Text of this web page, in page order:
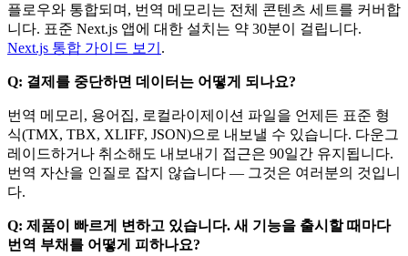
플로우와 통합되며, 번역 메모리는 전체 콘텐츠 세트를 커버합
니다. 표준 Next.js 앱에 대한 설치는 약 30분이 걸립니다.
Next.js 통합 가이드 보기 .
Q: 결제를 중단하면 데이터는 어떻게 되나요?
번역 메모리, 용어집, 로컬라이제이션 파일을 언제든 표준 형
식(TMX, TBX, XLIFF, JSON)으로 내보낼 수 있습니다. 다운그
레이드하거나 취소해도 내보내기 접근은 90일간 유지됩니다.
번역 자산을 인질로 잡지 않습니다 — 그것은 여러분의 것입니
다.
Q: 제품이 빠르게 변하고 있습니다. 새 기능을 출시할 때마다
번역 부채를 어떻게 피하나요?